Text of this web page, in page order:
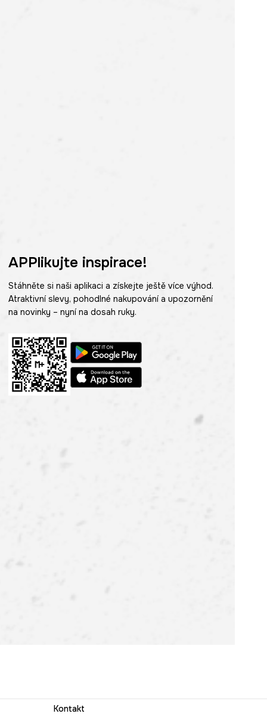
APPlikujte inspirace!
Stáhněte si naši aplikaci a získejte ještě více výhod.
Atraktivní slevy, pohodlné nakupování a upozornění
na novinky – nyní na dosah ruky.
Kontakt